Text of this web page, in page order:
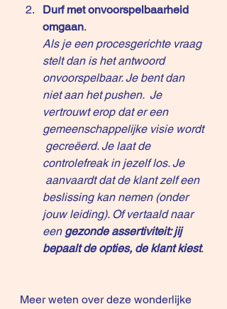
Durf met onvoorspelbaarheid
omgaan.
Als je een procesgerichte vraag
stelt dan is het antwoord
onvoorspelbaar. Je bent dan
niet aan het pushen.  Je
vertrouwt erop dat er een
gemeenschappelijke visie wordt
gecreëerd. Je laat de
controlefreak in jezelf los. Je
aanvaardt dat de klant zelf een
beslissing kan nemen (onder
jouw leiding). Of vertaald naar
een gezonde assertiviteit: jij
bepaalt de opties, de klant kiest.
Meer weten over deze wonderlijke